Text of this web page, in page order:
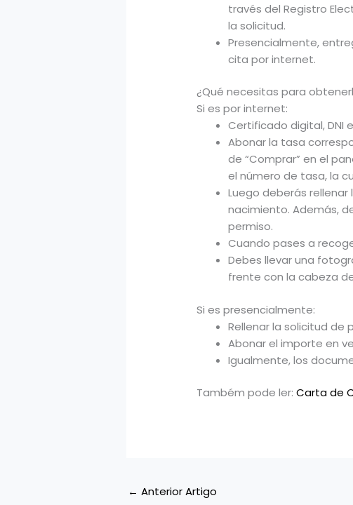
través del Registro
la solicitud.
Presencialmente,
cita por internet.
¿Qué necesitas para
Si es por internet:
Certificado digital, DNI
Abonar la tasa
de “Comprar” en el
el número de tasa, la
Luego deberás
nacimiento. Además,
permiso.
Cuando pases a
Debes llevar una
frente con la cabeza
Si es presencialmente:
Rellenar la solicitud de
Abonar el importe en
Igualmente, los
Também pode ler:Carta de
← Anterior Artigo